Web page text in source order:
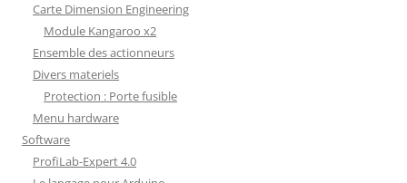
Carte Dimension Engineering
Module Kangaroo x2
Ensemble des actionneurs
Divers materiels
Protection : Porte fusible
Menu hardware
Software
ProfiLab-Expert 4.0